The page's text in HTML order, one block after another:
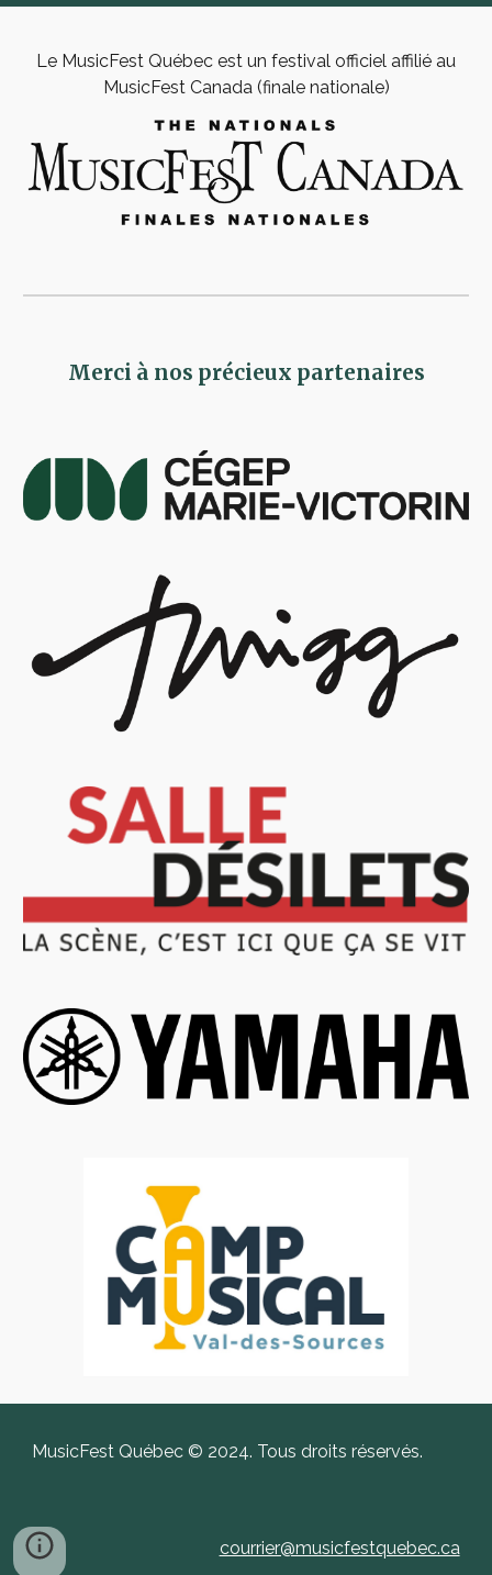
Le MusicFest Québec est un festival officiel affilié au
MusicFest Canada (finale nationale)
Merci à nos précieux partenaires
MusicFest Québec © 2024. Tous droits réservés.
courrier@musicfestquebec.ca